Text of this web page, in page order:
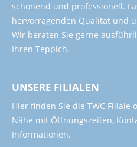
schonend und professionell.
hervorragenden Qualität und
Wir beraten Sie gerne
Ihren Teppich.
UNSERE FILIALEN
Hier finden Sie die TWC
Nähe mit Öffnungszeiten,
Informationen.